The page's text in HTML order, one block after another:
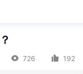
726 192